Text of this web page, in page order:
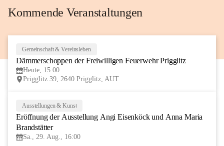
Kommende Veranstaltungen
Gemeinschaft & Vereinsleben
Dämmerschoppen der Freiwilligen Feuerwehr Prigglitz
Heute, 15:00
Prigglitz 39, 2640 Prigglitz, AUT
AUG
Ausstellungen & Kunst
Eröffnung der Ausstellung Angi Eisenköck und Anna Maria
Brandstätter
Sa., 29. Aug., 16:00